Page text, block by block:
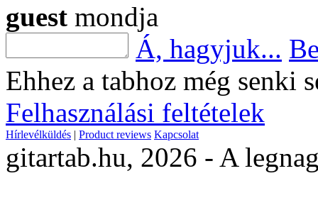
guest mondja
Á, hagyjuk...
Ehhez a tabhoz még senki
Felhasználási feltételek
Hírlevélküldés | Product reviews Kapcsolat
gitartab.hu, 2026 - A